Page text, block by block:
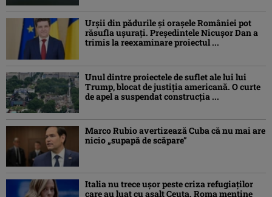
Urșii din pădurile și orașele României pot
răsufla ușurați. Președintele Nicușor Dan a
trimis la reexaminare proiectul ...
Unul dintre proiectele de suflet ale lui lui
Trump, blocat de justiția americană. O curte
de apel a suspendat construcția ...
Marco Rubio avertizează Cuba că nu mai are
nicio „supapă de scăpare”
Italia nu trece ușor peste criza refugiaților
care au luat cu asalt Ceuta. Roma menține